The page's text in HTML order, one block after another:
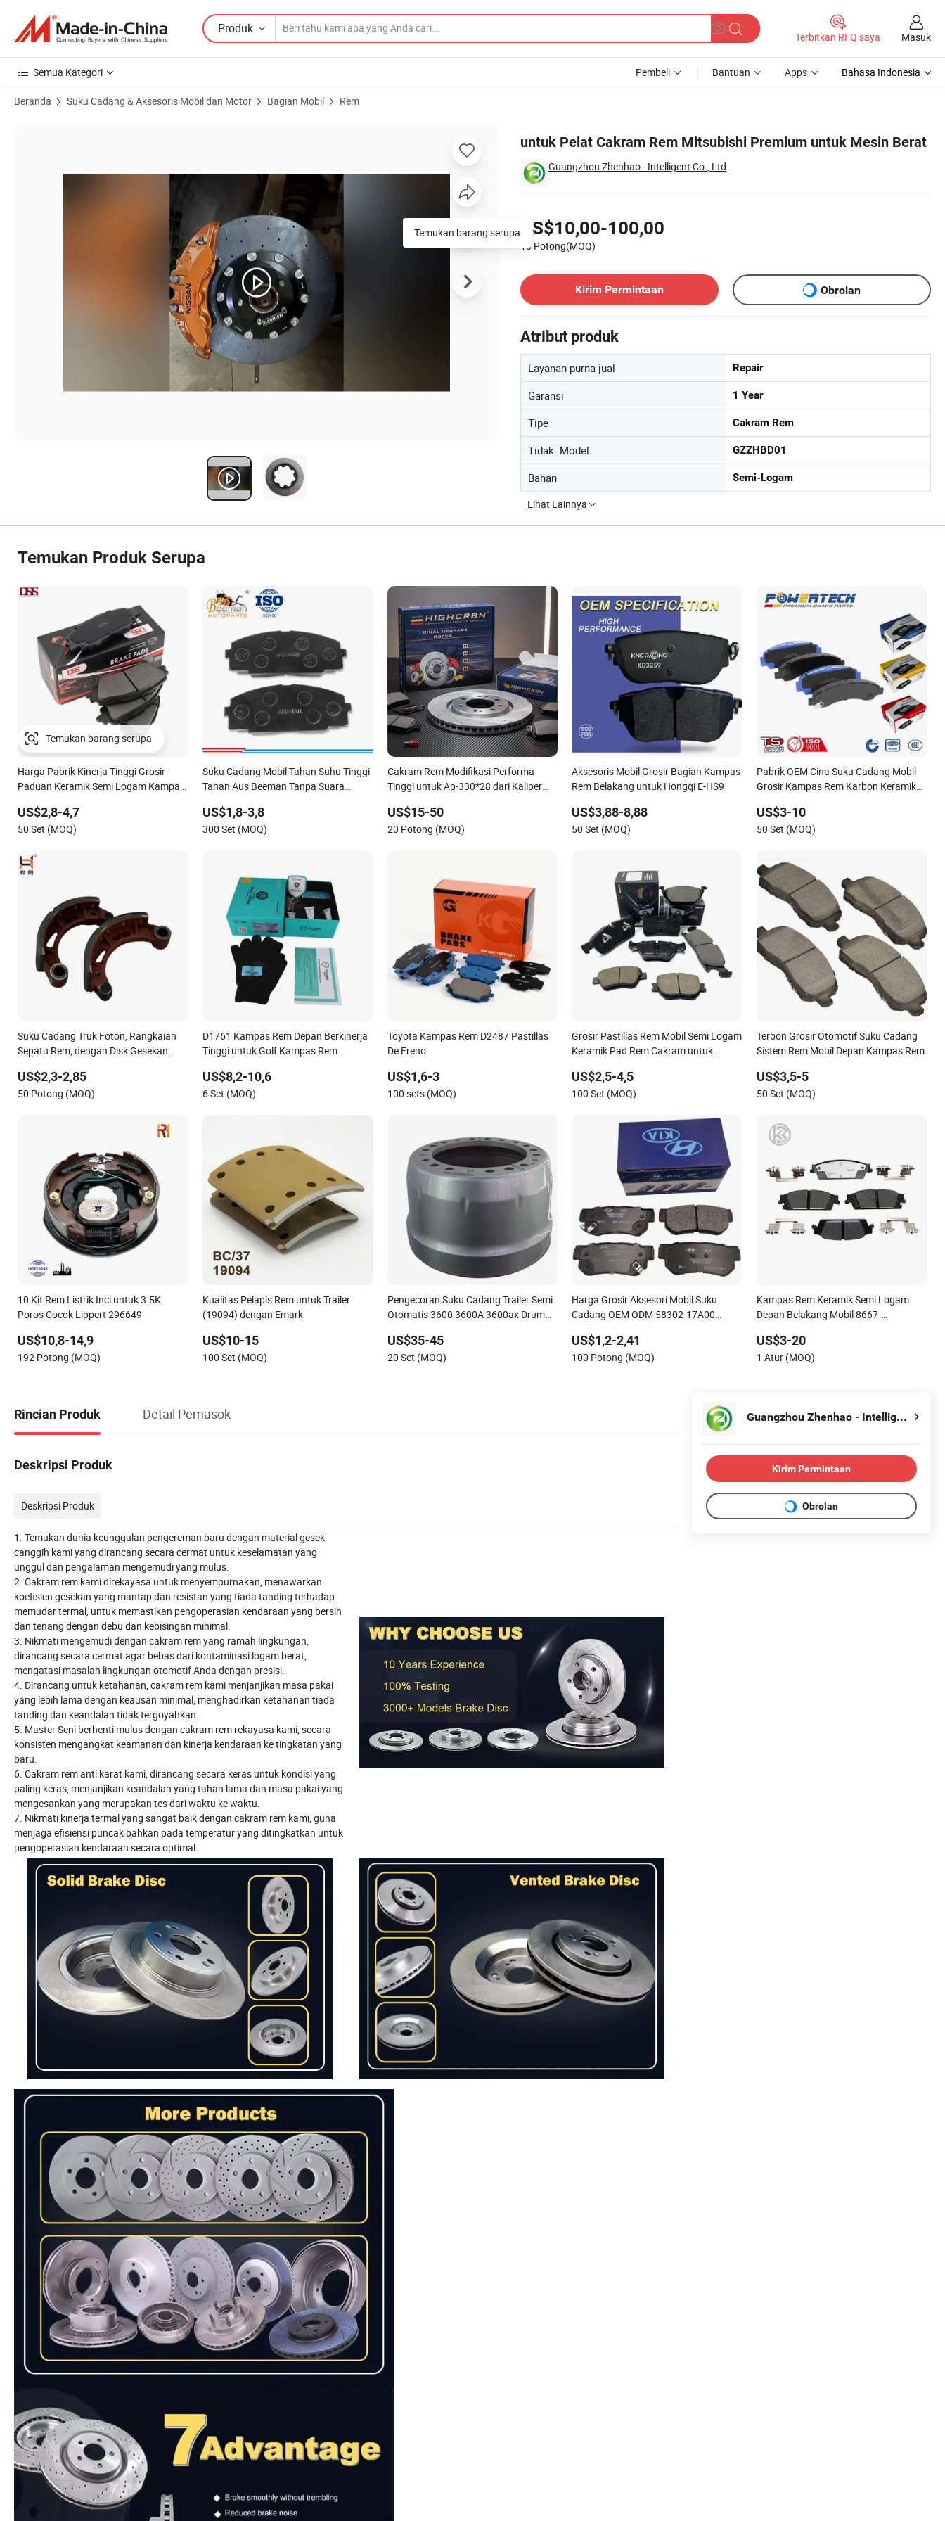
Produk
Terbitkan RFQ saya Masuk
Semua Kategori Pembeli Bantuan Apps Bahasa Indonesia
Beranda Suku Cadang & Aksesoris Mobil dan Motor Bagian Mobil Rem
untuk Pelat Cakram Rem Mitsubishi Premium untuk Mesin Berat
Guangzhou Zhenhao - Intelligent Co., Ltd
US$10,00-100,00
10 Potong(MOQ)
Kirim Permintaan
Obrolan
Atribut produk
Layanan purna jual Repair
Garansi 1 Year
Tipe Cakram Rem
Tidak. Model. GZZHBD01
Bahan Semi-Logam
Lihat Lainnya
Temukan barang serupa
Temukan Produk Serupa
Harga Pabrik Kinerja Tinggi Grosir
Paduan Keramik Semi Logam Kampas
Corolla Prius Yaris
US$2,8-4,7
50 Set (MOQ)
Suku Cadang Mobil Tahan Suhu Tinggi
Tahan Aus Beeman Tanpa Suara
Hiace 4y Kampas Rem Cakram D2064
/A334K ISO9001
US$1,8-3,8
300 Set (MOQ)
Cakram Rem Modifikasi Performa
Tinggi untuk Ap-330*28 dari Kaliper
US$15-50
20 Potong (MOQ)
Aksesoris Mobil Grosir Bagian Kampas
Rem Belakang untuk Hongqi E-HS9
US$3,88-8,88
50 Set (MOQ)
Pabrik OEM Cina Suku Cadang Mobil
Grosir Kampas Rem Karbon Keramik
Korea Eropa Depan Belakang Kampas
Rem Cakram Produsen
US$3-10
50 Set (MOQ)
Suku Cadang Truk Foton, Rangkaian
Sepatu Rem, dengan Disk Gesekan
dalam Sistem Rem Truk Forland
Aumark
US$2,3-2,85
50 Potong (MOQ)
D1761 Kampas Rem Depan Berkinerja
Tinggi untuk Golf Kampas Rem
US$8,2-10,6
6 Set (MOQ)
Toyota Kampas Rem D2487 Pastillas
De Freno
US$1,6-3
100 sets (MOQ)
Grosir Pastillas Rem Mobil Semi Logam
Keramik Pad Rem Cakram untuk
Mitsubishi Mazda
US$2,5-4,5
100 Set (MOQ)
Terbon Grosir Otomotif Suku Cadang
Sistem Rem Mobil Depan Kampas Rem
US$3,5-5
50 Set (MOQ)
10 Kit Rem Listrik Inci untuk 3.5K
Poros Cocok Lippert 296649
US$10,8-14,9
192 Potong (MOQ)
Kualitas Pelapis Rem untuk Trailer
(19094) dengan Emark
US$10-15
100 Set (MOQ)
Pengecoran Suku Cadang Trailer Semi
Otomatis 3600 3600A 3600ax Drum
US$35-45
20 Set (MOQ)
Harga Grosir Aksesori Mobil Suku
Cadang OEM ODM 58302-17A00
untuk Hyundai Toyota/BMW/Chery
Geely/Byd/KIA
US$1,2-2,41
100 Potong (MOQ)
Kampas Rem Keramik Semi Logam
Depan Belakang Mobil 8667-
D18138428-D1544 / 8428-
D18128751-D1543 / 8810-D1595 /
US$3-20
1 Atur (MOQ)
Rincian Produk Detail Pemasok
Deskripsi Produk
Deskripsi Produk
1. Temukan dunia keunggulan pengereman baru dengan material gesek
canggih kami yang dirancang secara cermat untuk keselamatan yang
unggul dan pengalaman mengemudi yang mulus.
2. Cakram rem kami direkayasa untuk menyempurnakan, menawarkan
koefisien gesekan yang mantap dan resistan yang tiada tanding terhadap
memudar termal, untuk memastikan pengoperasian kendaraan yang bersih
dan tenang dengan debu dan kebisingan minimal.
3. Nikmati mengemudi dengan cakram rem yang ramah lingkungan,
dirancang secara cermat agar bebas dari kontaminasi logam berat,
mengatasi masalah lingkungan otomotif Anda dengan presisi.
4. Dirancang untuk ketahanan, cakram rem kami menjanjikan masa pakai
yang lebih lama dengan keausan minimal, menghadirkan ketahanan tiada
tanding dan keandalan tidak tergoyahkan.
5. Master Seni berhenti mulus dengan cakram rem rekayasa kami, secara
konsisten mengangkat keamanan dan kinerja kendaraan ke tingkatan yang
baru.
6. Cakram rem anti karat kami, dirancang secara keras untuk kondisi yang
paling keras, menjanjikan keandalan yang tahan lama dan masa pakai yang
mengesankan yang merupakan tes dari waktu ke waktu.
7. Nikmati kinerja termal yang sangat baik dengan cakram rem kami, guna
menjaga efisiensi puncak bahkan pada temperatur yang ditingkatkan untuk
pengoperasian kendaraan secara optimal.
Guangzhou Zhenhao - Intelligent Co., Ltd
Kirim Permintaan
Obrolan